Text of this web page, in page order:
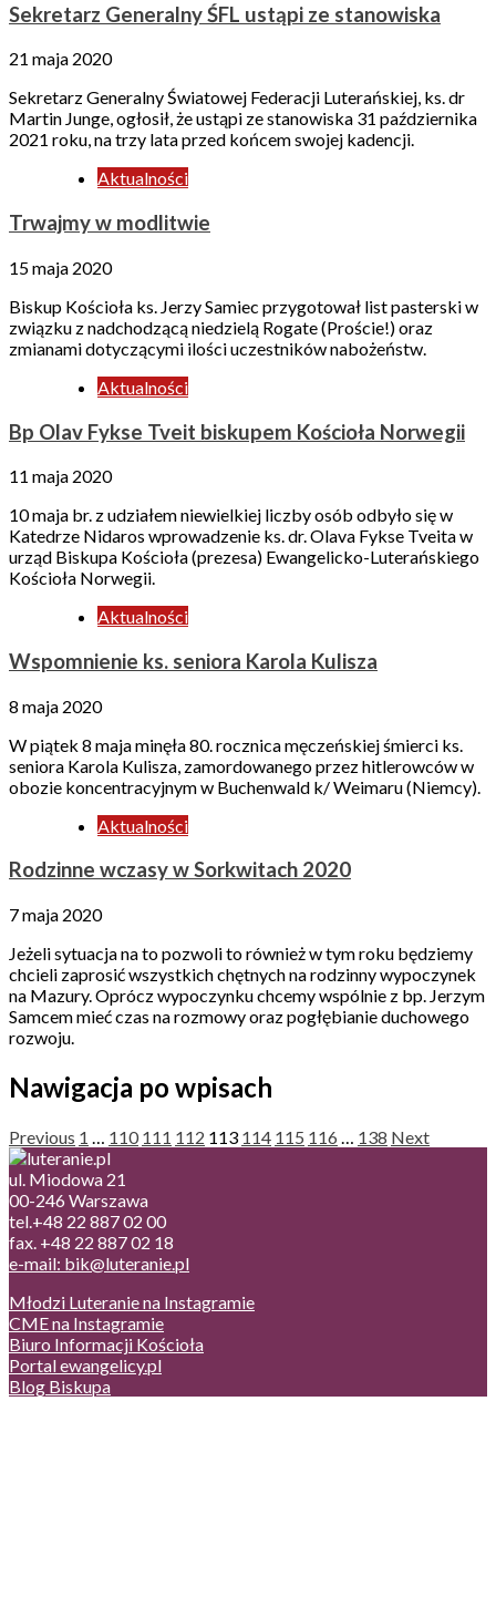
Sekretarz Generalny ŚFL ustąpi ze stanowiska
21 maja 2020
Sekretarz Generalny Światowej Federacji Luterańskiej, ks. dr
Martin Junge, ogłosił, że ustąpi ze stanowiska 31 października
2021 roku, na trzy lata przed końcem swojej kadencji.
Aktualności
Trwajmy w modlitwie
15 maja 2020
Biskup Kościoła ks. Jerzy Samiec przygotował list pasterski w
związku z nadchodzącą niedzielą Rogate (Proście!) oraz
zmianami dotyczącymi ilości uczestników nabożeństw.
Aktualności
Bp Olav Fykse Tveit biskupem Kościoła Norwegii
11 maja 2020
10 maja br. z udziałem niewielkiej liczby osób odbyło się w
Katedrze Nidaros wprowadzenie ks. dr. Olava Fykse Tveita w
urząd Biskupa Kościoła (prezesa) Ewangelicko-Luterańskiego
Kościoła Norwegii.
Aktualności
Wspomnienie ks. seniora Karola Kulisza
8 maja 2020
W piątek 8 maja minęła 80. rocznica męczeńskiej śmierci ks.
seniora Karola Kulisza, zamordowanego przez hitlerowców w
obozie koncentracyjnym w Buchenwald k/ Weimaru (Niemcy).
Aktualności
Rodzinne wczasy w Sorkwitach 2020
7 maja 2020
Jeżeli sytuacja na to pozwoli to również w tym roku będziemy
chcieli zaprosić wszystkich chętnych na rodzinny wypoczynek
na Mazury. Oprócz wypoczynku chcemy wspólnie z bp. Jerzym
Samcem mieć czas na rozmowy oraz pogłębianie duchowego
rozwoju.
Nawigacja po wpisach
Previous 1 … 110 111 112 113 114 115 116 … 138 Next
ul. Miodowa 21
00-246 Warszawa
tel.+48 22 887 02 00
fax. +48 22 887 02 18
e-mail: bik@luteranie.pl
Młodzi Luteranie na Instagramie
CME na Instagramie
Biuro Informacji Kościoła
Portal ewangelicy.pl
Blog Biskupa